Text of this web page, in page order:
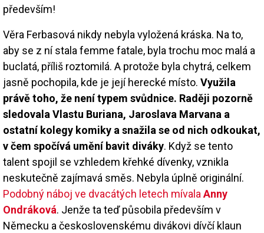
především!
Věra Ferbasová nikdy nebyla vyložená kráska. Na to,
aby se z ní stala femme fatale, byla trochu moc malá a
buclatá, příliš roztomilá. A protože byla chytrá, celkem
jasně pochopila, kde je její herecké místo. Využila
právě toho, že není typem svůdnice. Raději pozorně
sledovala Vlastu Buriana, Jaroslava Marvana a
ostatní kolegy komiky a snažila se od nich odkoukat,
v čem spočívá umění bavit diváky. Když se tento
talent spojil se vzhledem křehké dívenky, vznikla
neskutečně zajímavá směs. Nebyla úplně originální.
Podobný náboj ve dvacátých letech mívala Anny
Ondráková. Jenže ta teď působila především v
Německu a československému divákovi dívčí klaun